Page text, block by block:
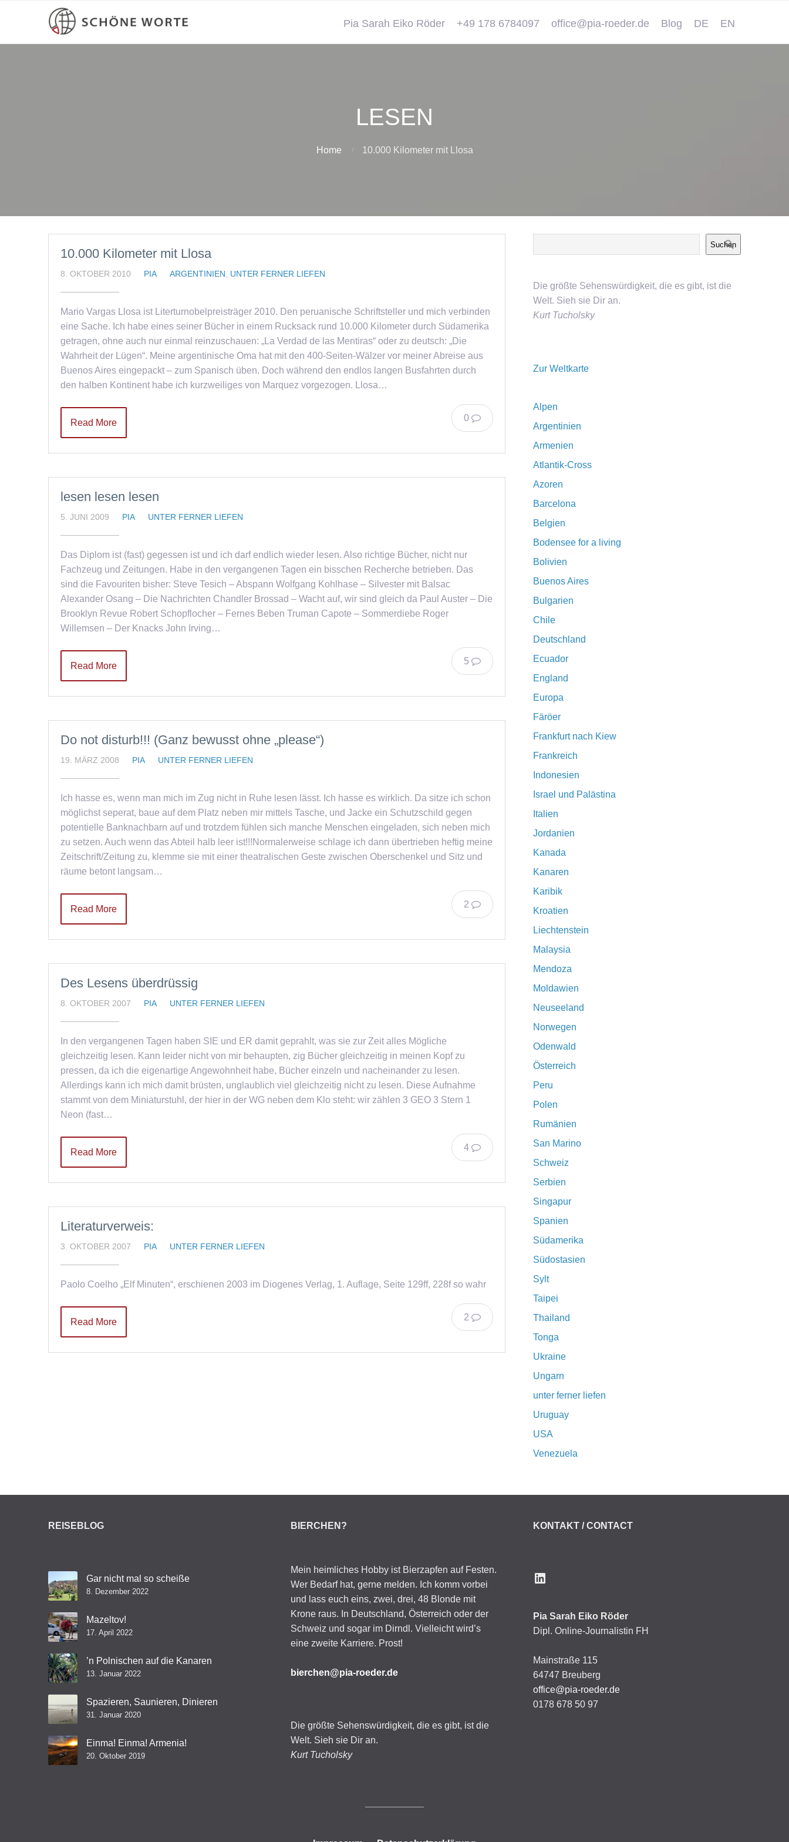
Pia Sarah Eiko Röder +49 178 6784097 office@pia-roeder.de Blog DE EN
LESEN
Home 10.000 Kilometer mit Llosa
10.000 Kilometer mit Llosa
8. OKTOBER 2010 PIA ARGENTINIEN UNTER FERNER LIEFEN
Mario Vargas Llosa ist Literturnobelpreisträger 2010. Den peruanische Schriftsteller und mich verbinden
eine Sache. Ich habe eines seiner Bücher in einem Rucksack rund 10.000 Kilometer durch Südamerika
getragen, ohne auch nur einmal reinzuschauen: „La Verdad de las Mentiras“ oder zu deutsch: „Die
Wahrheit der Lügen“. Meine argentinische Oma hat mit den 400-Seiten-Wälzer vor meiner Abreise aus
Buenos Aires eingepackt – zum Spanisch üben. Doch während den endlos langen Busfahrten durch
den halben Kontinent habe ich kurzweiliges von Marquez vorgezogen. Llosa…
0
Read More
lesen lesen lesen
5. JUNI 2009 PIA UNTER FERNER LIEFEN
Das Diplom ist (fast) gegessen ist und ich darf endlich wieder lesen. Also richtige Bücher, nicht nur
Fachzeug und Zeitungen. Habe in den vergangenen Tagen ein bisschen Recherche betrieben. Das
sind die Favouriten bisher: Steve Tesich – Abspann Wolfgang Kohlhase – Silvester mit Balsac
Alexander Osang – Die Nachrichten Chandler Brossad – Wacht auf, wir sind gleich da Paul Auster – Die
Brooklyn Revue Robert Schopflocher – Fernes Beben Truman Capote – Sommerdiebe Roger
Willemsen – Der Knacks John Irving…
5
Read More
Do not disturb!!! (Ganz bewusst ohne „please“)
19. MÄRZ 2008 PIA UNTER FERNER LIEFEN
Ich hasse es, wenn man mich im Zug nicht in Ruhe lesen lässt. Ich hasse es wirklich. Da sitze ich schon
möglichst seperat, baue auf dem Platz neben mir mittels Tasche, und Jacke ein Schutzschild gegen
potentielle Banknachbarn auf und trotzdem fühlen sich manche Menschen eingeladen, sich neben mich
zu setzen. Auch wenn das Abteil halb leer ist!!!Normalerweise schlage ich dann übertrieben heftig meine
Zeitschrift/Zeitung zu, klemme sie mit einer theatralischen Geste zwischen Oberschenkel und Sitz und
räume betont langsam…
2
Read More
Des Lesens überdrüssig
8. OKTOBER 2007 PIA UNTER FERNER LIEFEN
In den vergangenen Tagen haben SIE und ER damit geprahlt, was sie zur Zeit alles Mögliche
gleichzeitig lesen. Kann leider nicht von mir behaupten, zig Bücher gleichzeitig in meinen Kopf zu
pressen, da ich die eigenartige Angewohnheit habe, Bücher einzeln und nacheinander zu lesen.
Allerdings kann ich mich damit brüsten, unglaublich viel gleichzeitig nicht zu lesen. Diese Aufnahme
stammt von dem Miniaturstuhl, der hier in der WG neben dem Klo steht: wir zählen 3 GEO 3 Stern 1
Neon (fast…
4
Read More
Literaturverweis:
3. OKTOBER 2007 PIA UNTER FERNER LIEFEN
Paolo Coelho „Elf Minuten“, erschienen 2003 im Diogenes Verlag, 1. Auflage, Seite 129ff, 228f so wahr
2
Read More
Suchen
Die größte Sehenswürdigkeit, die es gibt, ist die
Welt. Sieh sie Dir an.
Kurt Tucholsky
Zur Weltkarte
Alpen
Argentinien
Armenien
Atlantik-Cross
Azoren
Barcelona
Belgien
Bodensee for a living
Bolivien
Buenos Aires
Bulgarien
Chile
Deutschland
Ecuador
England
Europa
Färöer
Frankfurt nach Kiew
Frankreich
Indonesien
Israel und Palästina
Italien
Jordanien
Kanada
Kanaren
Karibik
Kroatien
Liechtenstein
Malaysia
Mendoza
Moldawien
Neuseeland
Norwegen
Odenwald
Österreich
Peru
Polen
Rumänien
San Marino
Schweiz
Serbien
Singapur
Spanien
Südamerika
Südostasien
Sylt
Taipei
Thailand
Tonga
Ukraine
Ungarn
unter ferner liefen
Uruguay
USA
Venezuela
REISEBLOG
Gar nicht mal so scheiße
8. Dezember 2022
Mazeltov!
17. April 2022
’n Polnischen auf die Kanaren
13. Januar 2022
Spazieren, Saunieren, Dinieren
31. Januar 2020
Einma! Einma! Armenia!
20. Oktober 2019
BIERCHEN?
Mein heimliches Hobby ist Bierzapfen auf Festen.
Wer Bedarf hat, gerne melden. Ich komm vorbei
und lass euch eins, zwei, drei, 48 Blonde mit
Krone raus. In Deutschland, Österreich oder der
Schweiz und sogar im Dirndl. Vielleicht wird’s
eine zweite Karriere. Prost!
bierchen@pia-roeder.de
Die größte Sehenswürdigkeit, die es gibt, ist die
Welt. Sieh sie Dir an.
Kurt Tucholsky
KONTAKT / CONTACT
LinkedIn
Pia Sarah Eiko Röder
Dipl. Online-Journalistin FH
Mainstraße 115
64747 Breuberg
office@pia-roeder.de
0178 678 50 97